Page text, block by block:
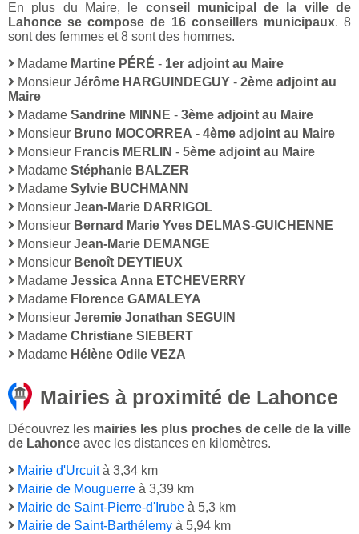
En plus du Maire, le conseil municipal de la ville de
Lahonce se compose de 16 conseillers municipaux. 8
sont des femmes et 8 sont des hommes.
Madame Martine PÉRÉ - 1er adjoint au Maire
Monsieur Jérôme HARGUINDEGUY - 2ème adjoint au
Maire
Madame Sandrine MINNE - 3ème adjoint au Maire
Monsieur Bruno MOCORREA - 4ème adjoint au Maire
Monsieur Francis MERLIN - 5ème adjoint au Maire
Madame Stéphanie BALZER
Madame Sylvie BUCHMANN
Monsieur Jean-Marie DARRIGOL
Monsieur Bernard Marie Yves DELMAS-GUICHENNE
Monsieur Jean-Marie DEMANGE
Monsieur Benoît DEYTIEUX
Madame Jessica Anna ETCHEVERRY
Madame Florence GAMALEYA
Monsieur Jeremie Jonathan SEGUIN
Madame Christiane SIEBERT
Madame Hélène Odile VEZA
Mairies à proximité de Lahonce
Découvrez les mairies les plus proches de celle de la ville
de Lahonce avec les distances en kilomètres.
Mairie d'Urcuità 3,34 km
Mairie de Mouguerre à 3,39 km
Mairie de Saint-Pierre-d'Irube à 5,3 km
Mairie de Saint-Barthélemy à 5,94 km